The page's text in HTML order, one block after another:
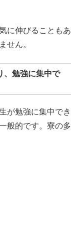
に伸びることもあ
せん。
、勉強に集中で
が勉強に集中でき
般的です。寮の多